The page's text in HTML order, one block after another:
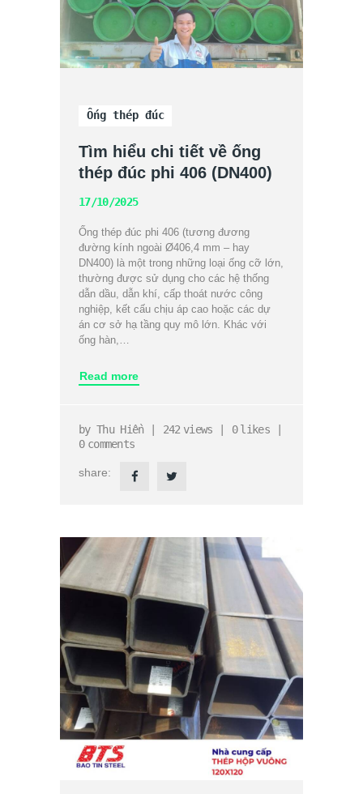
Ống thép đúc
Tìm hiểu chi tiết về ống
thép đúc phi 406 (DN400)
17/10/2025
Ống thép đúc phi 406 (tương đương
đường kính ngoài Ø406,4 mm – hay
DN400) là một trong những loại ống cỡ lớn,
thường được sử dụng cho các hệ thống
dẫn dầu, dẫn khí, cấp thoát nước công
nghiệp, kết cấu chịu áp cao hoặc các dự
án cơ sở hạ tầng quy mô lớn. Khác với
ống hàn,…
Read more
byThu Hiền 242 views 0 likes
0 comments
share: